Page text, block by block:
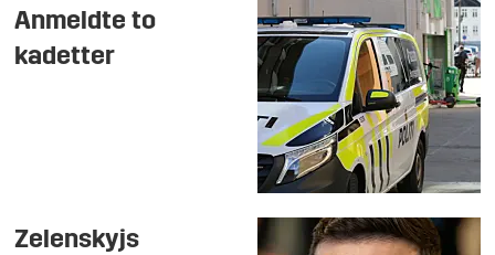
Anmeldte to
kadetter
Zelenskyjs